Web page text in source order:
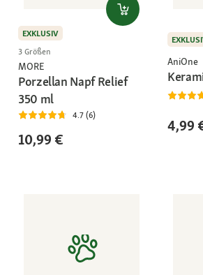
EXKLUSIV
3 Größen
MORE
Porzellan Napf Relief
350 ml
4.7 (6)
10,99 €
AniOne
4,99